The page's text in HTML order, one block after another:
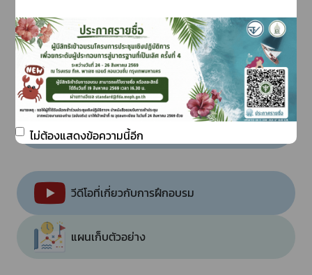
การอายัด-ถอนอายัด
ดาวน์โหลดแบบฟอร์ม
วีดีโอที่เกี่ยวกับการฝึกอบรม
แผนเก็บตัวอย่าง
ไม่ต้องแสดงข้อความนี้อีก